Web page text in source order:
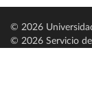
© 2026
© 2026 Servicio